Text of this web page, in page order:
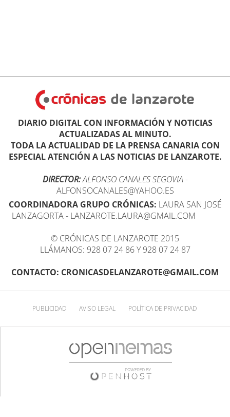
DIARIO DIGITAL CON INFORMACIÓN Y NOTICIAS
ACTUALIZADAS AL MINUTO.
TODA LA ACTUALIDAD DE LA PRENSA CANARIA CON
ESPECIAL ATENCIÓN A LAS NOTICIAS DE LANZAROTE.
DIRECTOR:ALFONSO CANALES SEGOVIA -
ALFONSOCANALES@YAHOO.ES
COORDINADORA GRUPO CRÓNICAS: LAURA SAN JOSÉ
LANZAGORTA - LANZAROTE.LAURA@GMAIL.COM
© CRÓNICAS DE LANZAROTE 2015
LLÁMANOS: 928 07 24 86 Y 928 07 24 87
CONTACTO: CRONICASDELANZAROTE@GMAIL.COM
PUBLICIDAD AVISO LEGAL POLÍTICA DE PRIVACIDAD